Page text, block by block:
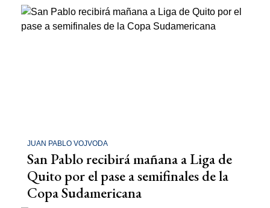
JUAN PABLO VOJVODA
San Pablo recibirá mañana a Liga de
Quito por el pase a semifinales de la
Copa Sudamericana